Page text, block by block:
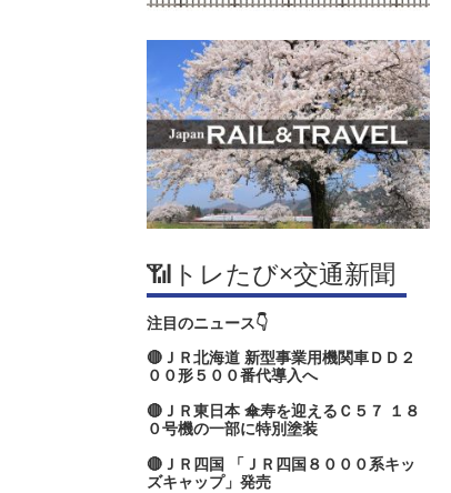
📶トレたび×交通新聞
注目のニュース👇
🔴ＪＲ北海道 新型事業用機関車ＤＤ２
００形５００番代導入へ
🔴ＪＲ東日本 傘寿を迎えるＣ５７ １８
０号機の一部に特別塗装
🔴ＪＲ四国 「ＪＲ四国８０００系キッ
ズキャップ」発売